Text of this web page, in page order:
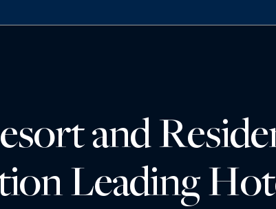
and
Leading